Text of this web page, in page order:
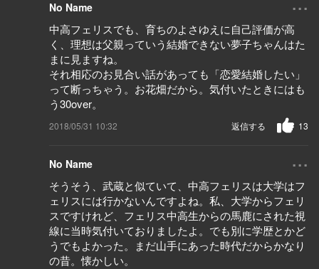
No Name
中高フェリスでも、育ちのよさゆえに自己評価が高
く、理想は父親っていう結婚できない夢子ちゃんはた
まに見ますね。
それ相応のお見合い話があっても「恋愛結婚したい」
って断っちゃう。お花畑だから。気付いたときにはも
う30over。
2018/05/31 10:32 13
返信する
No Name ...
そうそう、武蔵と似ていて、中高フェリスは大学はフ
ェリスには行かないんですよね。私、大学からフェリ
スですけれど、フェリス中高生からの馬鹿にされた視
線に当時気付いておりましたよ。でも別に学歴とかど
うでもよかった。まだ山手にあった時代だからかなり
の昔。懐かしい。